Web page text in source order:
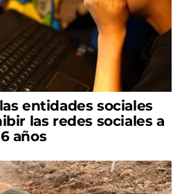
entidades sociales
las redes sociales a
años